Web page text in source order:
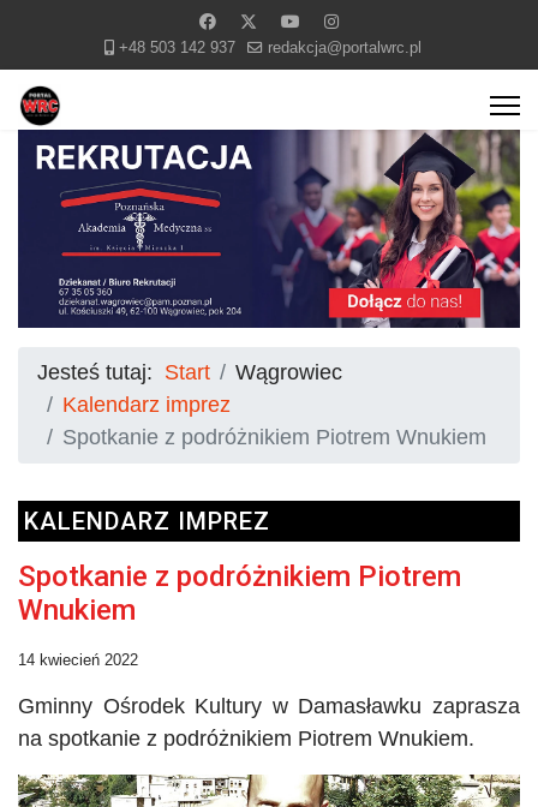
+48 503 142 937 redakcja@portalwrc.pl
Jesteś tutaj: Start
Wągrowiec
Kalendarz imprez
Spotkanie z podróżnikiem Piotrem Wnukiem
KALENDARZ IMPREZ
Spotkanie z podróżnikiem Piotrem
Wnukiem
14 kwiecień 2022
Gminny Ośrodek Kultury w Damasławku zaprasza
na spotkanie z podróżnikiem Piotrem Wnukiem.